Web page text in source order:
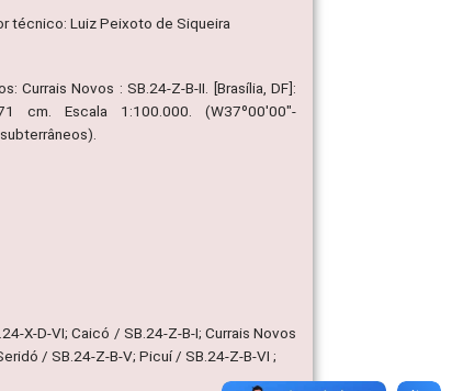
técnico: Luiz Peixoto de Siqueira
Currais Novos : SB.24-Z-B-II. [Brasília, DF]:
cm. Escala 1:100.000. (W37º00'00"-
X-D-VI; Caicó / SB.24-Z-B-I; Currais Novos
/ SB.24-Z-B-V; Picuí / SB.24-Z-B-VI ;